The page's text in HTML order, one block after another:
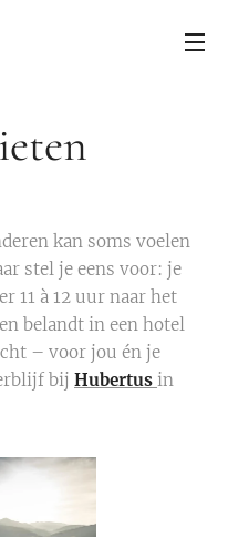
kan soms voelen
stel je eens voor: je
11 à 12 uur naar het
belandt in een hotel
– voor jou én je
bij Hubertus in